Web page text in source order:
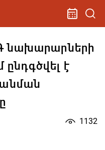
նախարարների
է
1132